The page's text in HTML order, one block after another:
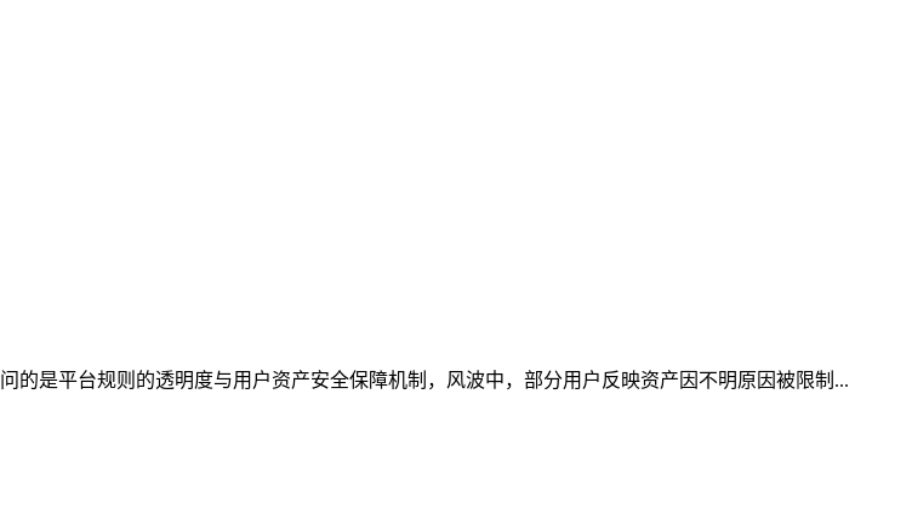
的是平台规则的透明度与用户资产安全保障机制，风波中，部分用户反映资产因不明原因被限制...